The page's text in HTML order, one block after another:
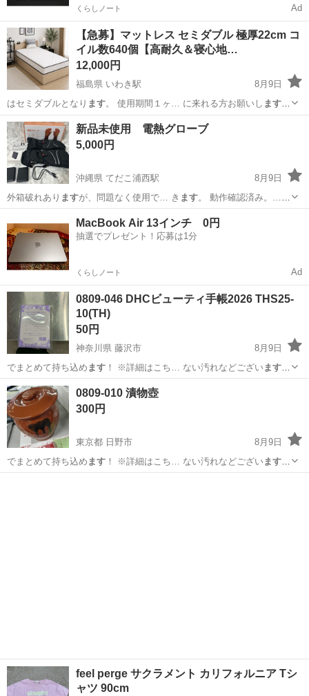
くらしノート Ad
【急募】マットレス セミダブル 極厚22cm コ
イル数640個【高耐久＆寝心地…
12,000円
福島県 いわき駅
8月9日
はセミダブルとなり ます 。 使用期間１ヶ… に来れる方お願いし ます。
サイズ …
福島 いわき市 いわき駅 ベッド
新品未使用 電熱グローブ
5,000円
沖縄県 てだこ浦西駅
8月9日
外箱破れあり ますが、問題なく使用で… き ます。 動作確認済み。…
国前店でお願い致します。 季節、空調家電
MacBook Air 13インチ 0円
抽選でプレゼント！応募は1分
くらしノート Ad
0809-046 DHCビューティ手帳2026 THS25-
10(TH)
50円
神奈川県 藤沢市
8月9日
でまとめて持ち込め ます！ ※詳細はこち… ない汚れなどございます
・詳細は現地で… お値引きは出来かねますのでご了承願い 、ご購入を
お願いします 。 【サイズ… るもので全てとなり
ご…
神奈川 藤沢市 DHC
0809-010 漬物壺
300円
東京都 日野市
8月9日
でまとめて持ち込め ます！ ※詳細はこち… ない汚れなどございます
・詳細は現地で… 、ご購入をお願いします。 また、家電… るもの
feel perge サクラメント カリフォルニア Tシ
ャツ 90cm